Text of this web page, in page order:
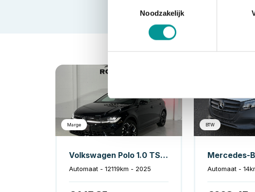
Noodzakelijk
Marge
Volkswagen Polo 1.0 TSI R-Line Pano*Camera*Blindspot
Automaat - 12119km - 2025
BTW
Mercedes-
Automaat -